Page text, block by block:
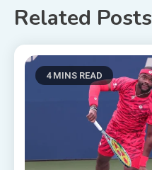
Related Posts
4 MINS READ